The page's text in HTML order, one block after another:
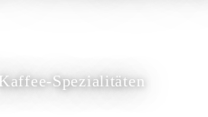
Spezialitäten